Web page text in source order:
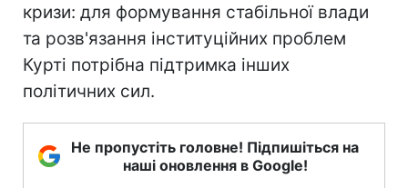
кризи: для формування стабільної влади
та розв'язання інституційних проблем
Курті потрібна підтримка інших
політичних сил.
Не пропустіть головне! Підпишіться на
наші оновлення в Google!